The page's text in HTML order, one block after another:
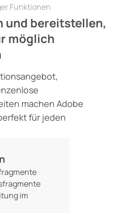
Funktionen
und bereitstellen,
möglich
machen Adobe
für jeden
im